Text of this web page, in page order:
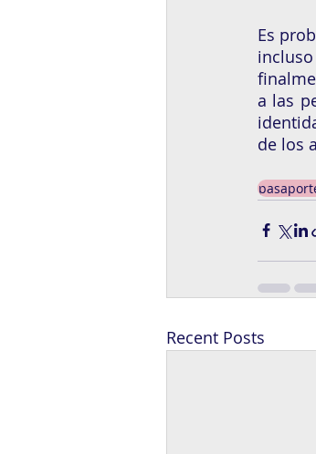
Es
a las
de los
Recent Posts